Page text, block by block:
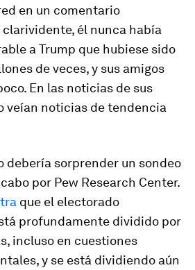
en un comentario
él nunca había
a Trump que hubiese sido
de veces, y sus amigos
En las noticias de sus
veían noticias de tendencia
debería sorprender un sondeo
por Pew Research Center.
que el electorado
profundamente dividido por
incluso en cuestiones
y se está dividiendo aún